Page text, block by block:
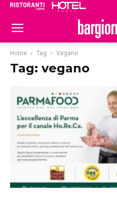
Home Tag Vegano
Tag: vegano